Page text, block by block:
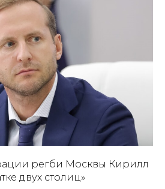
регби Москвы Кирилл
двух столиц»